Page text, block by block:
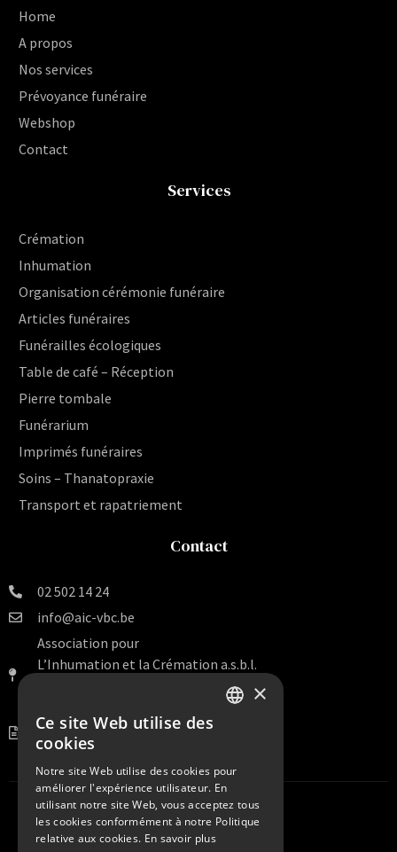
Home
A propos
Nos services
Prévoyance funéraire
Webshop
Contact
Services
Crémation
Inhumation
Organisation cérémonie funéraire
Articles funéraires
Funérailles écologiques
Table de café – Réception
Pierre tombale
Funérarium
Imprimés funéraires
Soins – Thanatopraxie
Transport et rapatriement
Contact
02 502 14 24
info@aic-vbc.be
Association pour
L’Inhumation et la Crémation a.s.b.l.
BE 0456.099.938
×
Ce site Web utilise des
cookies
Notre site Web utilise des cookies pour
améliorer l'expérience utilisateur. En
utilisant notre site Web, vous acceptez tous
les cookies conformément à notre Politique
relative aux cookies. En savoir plus